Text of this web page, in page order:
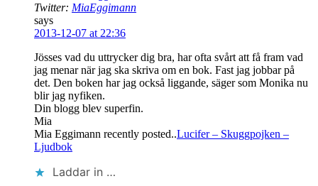
Twitter: MiaEggimann
says
2013-12-07 at 22:36
Jösses vad du uttrycker dig bra, har ofta svårt att få fram vad
jag menar när jag ska skriva om en bok. Fast jag jobbar på
det. Den boken har jag också liggande, säger som Monika nu
blir jag nyfiken.
Din blogg blev superfin.
Mia
Mia Eggimann recently posted..Lucifer – Skuggpojken –
Ljudbok
Laddar in …